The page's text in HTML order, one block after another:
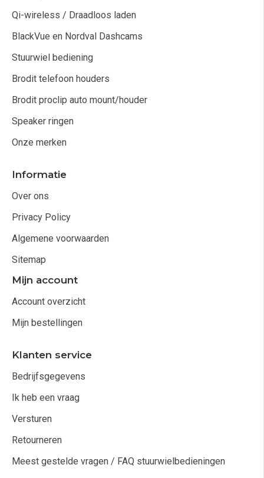
Qi-wireless / Draadloos laden
BlackVue en Nordval Dashcams
Stuurwiel bediening
Brodit telefoon houders
Brodit proclip auto mount/houder
Speaker ringen
Onze merken
Informatie
Over ons
Privacy Policy
Algemene voorwaarden
Sitemap
Mijn account
Account overzicht
Mijn bestellingen
Klanten service
Bedrijfsgegevens
Ik heb een vraag
Versturen
Retourneren
Meest gestelde vragen / FAQ stuurwielbedieningen